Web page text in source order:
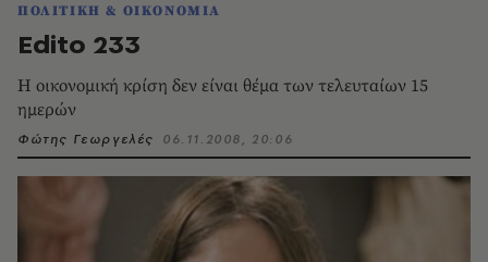
ΠΟΛΙΤΙΚΗ & ΟΙΚΟΝΟΜΙΑ
Edito 233
Η οικονομική κρίση δεν είναι θέμα των τελευταίων 15
ημερών
Φώτης Γεωργελές 06.11.2008, 20:06